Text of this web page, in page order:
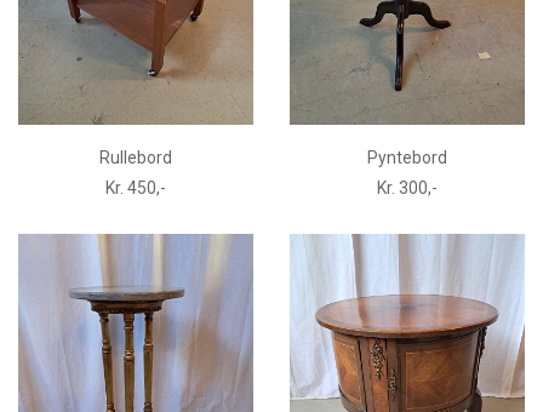
Rullebord
Kr. 450,-
Pyntebord
Kr. 300,-